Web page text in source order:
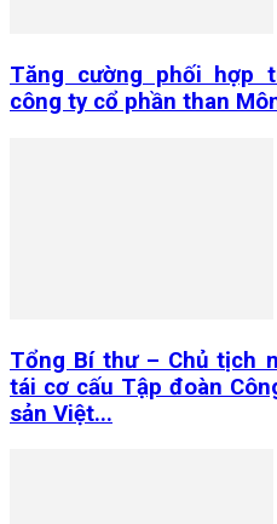
Tăng cường phối hợp
công ty cổ phần than
Tổng Bí thư – Chủ tịch
tái cơ cấu Tập đoàn
sản Việt...